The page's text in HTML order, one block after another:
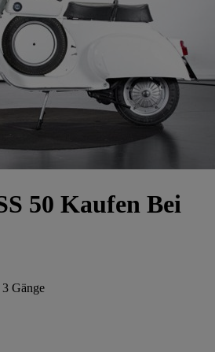
50 Kaufen Bei
Gänge